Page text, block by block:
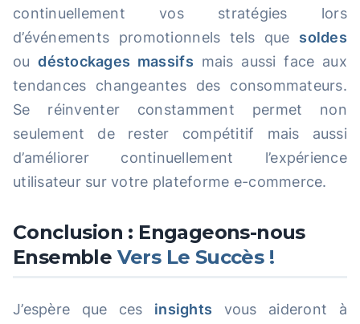
continuellement vos stratégies lors
d’événements promotionnels tels que soldes
oudéstockages massifs mais aussi face aux
tendances changeantes des consommateurs.
Se réinventer constamment permet non
seulement de rester compétitif mais aussi
d’améliorer continuellement l’expérience
utilisateur sur votre plateforme e-commerce.
Conclusion : Engageons-nous
Ensemble Vers Le Succès !
J’espère que ces insights vous aideront à